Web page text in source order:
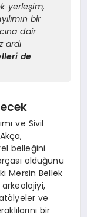
yerleşim,
bir
dair
ardı
de
ve Sivil
belleğini
olduğunu
Mersin Bellek
ve
bir